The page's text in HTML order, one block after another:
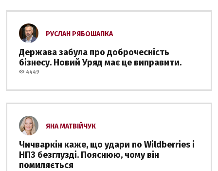
РУСЛАН РЯБОШАПКА
Держава забула про доброчесність
бізнесу. Новий Уряд має це виправити.
4449
ЯНА МАТВІЙЧУК
Чичваркін каже, що удари по Wildberries і
НПЗ безглузді. Пояснюю, чому він
помиляється